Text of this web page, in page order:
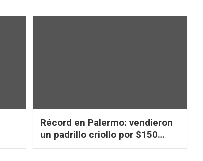
Récord en Palermo: vendieron
un padrillo criollo por $150
millones